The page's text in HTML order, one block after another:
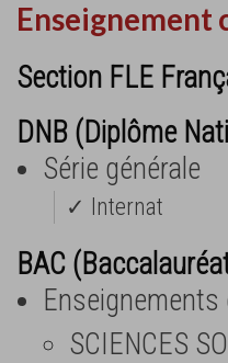
Enseignement
Section FLE
DNB (Diplôme
Série générale
✓ Internat
BAC
SCIENCES